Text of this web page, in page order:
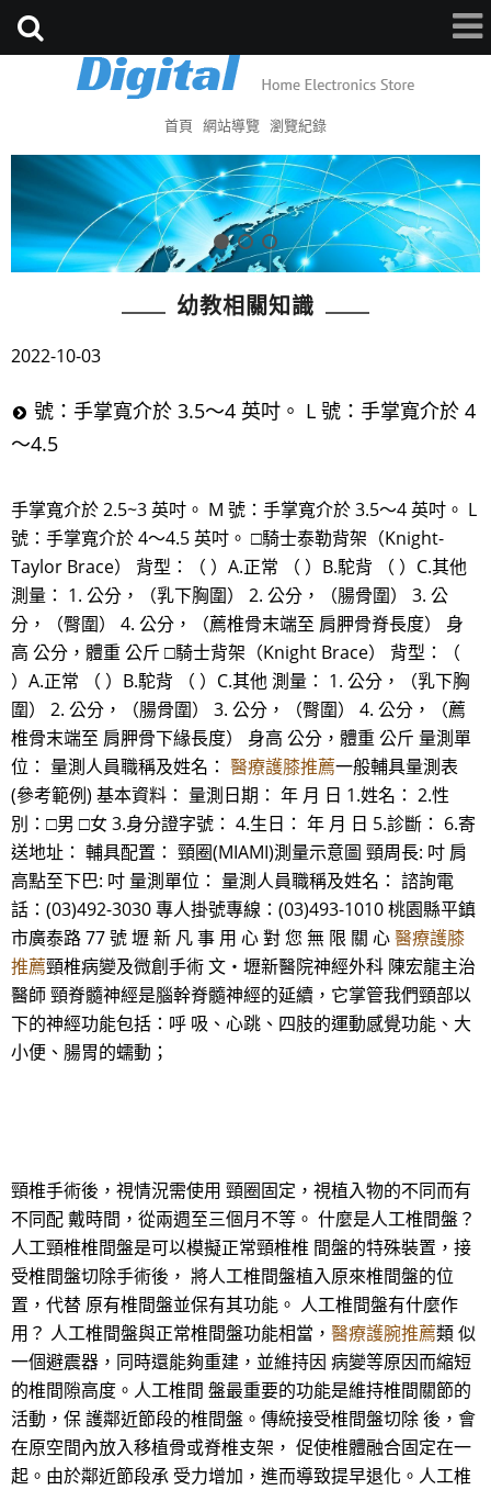
首頁 網站導覽 瀏覽紀錄
幼教相關知識
2022-10-03
號：手掌寬介於 3.5～4 英吋。 L 號：手掌寬介於 4
～4.5
手掌寬介於 2.5~3 英吋。 M 號：手掌寬介於 3.5～4 英吋。 L
號：手掌寬介於 4～4.5 英吋。 □騎士泰勒背架（Knight-
Taylor Brace） 背型：（ ）A.正常 （ ）B.駝背 （ ）C.其他
測量： 1. 公分，（乳下胸圍） 2. 公分，（腸骨圍） 3. 公
分，（臀圍） 4. 公分，（薦椎骨末端至 肩胛骨脊長度） 身
高 公分，體重 公斤 □騎士背架（Knight Brace） 背型：（
）A.正常 （ ）B.駝背 （ ）C.其他 測量： 1. 公分，（乳下胸
圍） 2. 公分，（腸骨圍） 3. 公分，（臀圍） 4. 公分，（薦
椎骨末端至 肩胛骨下緣長度） 身高 公分，體重 公斤 量測單
位： 量測人員職稱及姓名： 醫療護膝推薦一般輔具量測表
(參考範例) 基本資料： 量測日期： 年 月 日 1.姓名： 2.性
別：□男 □女 3.身分證字號： 4.生日： 年 月 日 5.診斷： 6.寄
送地址： 輔具配置： 頸圈(MIAMI)測量示意圖 頸周長: 吋 肩
高點至下巴: 吋 量測單位： 量測人員職稱及姓名： 諮詢電
話：(03)492-3030 專人掛號專線：(03)493-1010 桃園縣平鎮
市廣泰路 77 號 壢 新 凡 事 用 心 對 您 無 限 關 心醫療護膝
推薦頸椎病變及微創手術 文‧壢新醫院神經外科 陳宏龍主治
醫師 頸脊髓神經是腦幹脊髓神經的延續，它掌管我們頸部以
下的神經功能包括：呼 吸、心跳、四肢的運動感覺功能、大
小便、腸胃的蠕動；
頸椎手術後，視情況需使用 頸圈固定，視植入物的不同而有
不同配 戴時間，從兩週至三個月不等。 什麼是人工椎間盤？
人工頸椎椎間盤是可以模擬正常頸椎椎 間盤的特殊裝置，接
受椎間盤切除手術後， 將人工椎間盤植入原來椎間盤的位
置，代替 原有椎間盤並保有其功能。 人工椎間盤有什麼作
用？ 人工椎間盤與正常椎間盤功能相當， 醫療護腕推薦類 似
一個避震器，同時還能夠重建，並維持因 病變等原因而縮短
的椎間隙高度。人工椎間 盤最重要的功能是維持椎間關節的
活動，保 護鄰近節段的椎間盤。傳統接受椎間盤切除 後，會
在原空間內放入移植骨或脊椎支架， 促使椎體融合固定在一
起。由於鄰近節段承 受力增加，進而導致提早退化。人工椎